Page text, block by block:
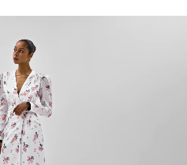
принтом
принтом